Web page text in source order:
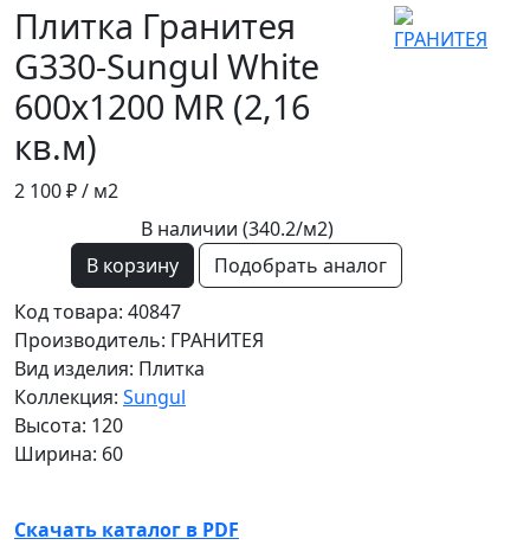
Плитка Гранитея
G330-Sungul White
600х1200 MR (2,16
кв.м)
2 100 ₽/ м2
В наличии (340.2/м2)
В корзину
Подобрать аналог
Код товара: 40847
Производитель: ГРАНИТЕЯ
Вид изделия: Плитка
Коллекция: Sungul
Высота: 120
Ширина: 60
Скачать каталог в PDF